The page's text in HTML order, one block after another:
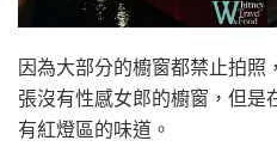
因為大部分的櫥窗都禁止拍
張沒有性感女郎的櫥窗，但是
有紅燈區的味道。